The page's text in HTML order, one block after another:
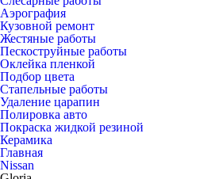
Аэрография
Кузовной ремонт
Жестяные работы
Пескоструйные работы
Оклейка пленкой
Подбор цвета
Стапельные работы
Удаление царапин
Полировка авто
Покраска жидкой резиной
Керамика
Главная
Nissan